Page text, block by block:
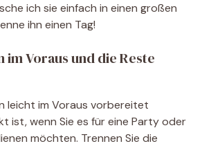
ich sie einfach in einen großen
ihn einen Tag!
Voraus und die Reste
leicht im Voraus vorbereitet
ist, wenn Sie es für eine Party oder
möchten. Trennen Sie die